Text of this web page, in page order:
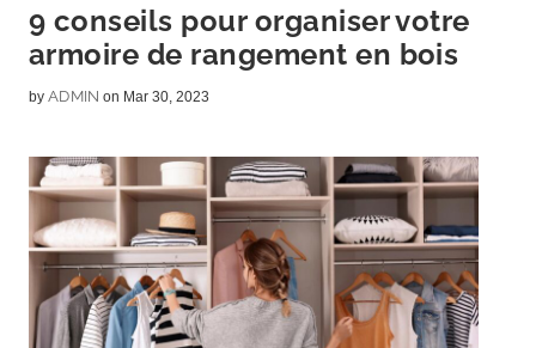
rangement
sur
mesure
9 conseils pour organiser votre
armoire de rangement en bois
by ADMIN on Mar 30, 2023